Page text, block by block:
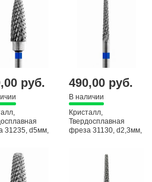
руб.
31235, d5мм,
490,00 руб.
В наличии
Кристалл,
Твердосплавная
фреза 31130, d2,3мм,